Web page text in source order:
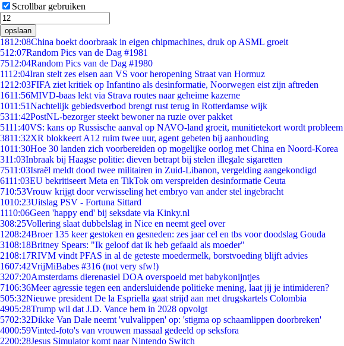
Scrollbar gebruiken
opslaan
1812:08China boekt doorbraak in eigen chipmachines, druk op ASML groeit
512:07Random Pics van de Dag #1981
7512:04Random Pics van de Dag #1980
1112:04Iran stelt zes eisen aan VS voor heropening Straat van Hormuz
1212:03FIFA ziet kritiek op Infantino als desinformatie, Noorwegen eist zijn aftreden
1611:56MIVD-baas lekt via Strava routes naar geheime kazerne
1011:51Nachtelijk gebiedsverbod brengt rust terug in Rotterdamse wijk
5311:42PostNL-bezorger steekt bewoner na ruzie over pakket
5111:40VS: kans op Russische aanval op NAVO-land groeit, munitietekort wordt probleem
3811:32XR blokkeert A12 ruim twee uur, agent gebeten bij aanhouding
1011:30Hoe 30 landen zich voorbereiden op mogelijke oorlog met China en Noord-Korea
311:03Inbraak bij Haagse politie: dieven betrapt bij stelen illegale sigaretten
7511:03Israël meldt dood twee militairen in Zuid-Libanon, vergelding aangekondigd
6111:03EU bekritiseert Meta en TikTok om verspreiden desinformatie Ceuta
710:53Vrouw krijgt door verwisseling het embryo van ander stel ingebracht
1010:23Uitslag PSV - Fortuna Sittard
1110:06Geen 'happy end' bij seksdate via Kinky.nl
308:25Vollering slaat dubbelslag in Nice en neemt geel over
1208:24Broer 135 keer gestoken en gesneden: zes jaar cel en tbs voor doodslag Gouda
3108:18Britney Spears: "Ik geloof dat ik heb gefaald als moeder"
2108:17RIVM vindt PFAS in al de geteste moedermelk, borstvoeding blijft advies
1607:42VrijMiBabes #316 (not very sfw!)
3207:20Amsterdams dierenasiel DOA overspoeld met babykonijntjes
7106:36Meer agressie tegen een andersluidende politieke mening, laat jij je intimideren?
505:32Nieuwe president De la Espriella gaat strijd aan met drugskartels Colombia
4905:28Trump wil dat J.D. Vance hem in 2028 opvolgt
5702:32Dikke Van Dale neemt 'vulvalippen' op: 'stigma op schaamlippen doorbreken'
4000:59Vinted-foto's van vrouwen massaal gedeeld op seksfora
2200:28Jesus Simulator komt naar Nintendo Switch